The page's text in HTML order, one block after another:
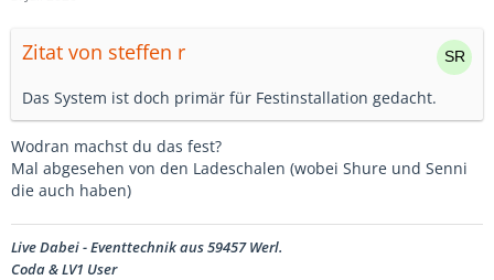
Zitat von steffen r
Das System ist doch primär für Festinstallation gedacht.
Wodran machst du das fest?
Mal abgesehen von den Ladeschalen (wobei Shure und Senni
die auch haben)
Live Dabei - Eventtechnik aus 59457 Werl.
Coda & LV1 User